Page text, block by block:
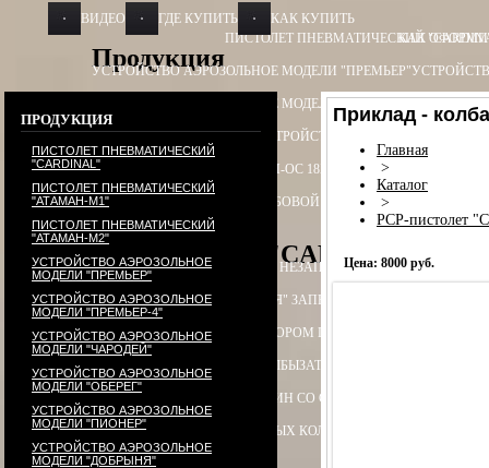
Продукция
ПИСТОЛЕТ ПНЕВМАТИЧЕСКИЙ
УСТРОЙСТВО АЭРОЗОЛЬНОЕ МОДЕЛИ "ПРЕМЬЕР"
УСТРОЙСТВО АЭРОЗОЛЬНОЕ МОДЕЛИ "ОБЕРЕГ"
УСТРОЙСТВО ПУСКОВОЕУСТРОЙСТВО ПУСКОВОЕ ПУ - 3
БАМ-ОС+CR 13Х50, 13Х60 БАМ-ОС 18Х55 БАМ-ОС 18Х51
ПАТРОН СИГНАЛЬНЫЙ РЕЗЬБОВОЙ ("СИГНАЛ ОХОТНИКА")
PCP-пистолет "CARDINAL",
ЭЛЕКТРОПРИКЛАД ПРИКЛАД НЕЗАПРАВЛЯЕМЫЙ В СБОРЕ
ПРИКЛАД - КОЛБА ("ГОРЯЧАЯ" ЗАПРАВКА) В СБОРЕ
ПРИКЛАД - КОЛБА С РЕДУКТОРОМ ПОПЕРЕЧНЫМ В СБОРЕ
РЕДУКТОР ПОПЕРЕЧНЫЙ КОЛБЫЗАТЫЛЬНИК КОЛБЫ ⌀60-61 В
МАГАЗИН СО СТАЛЬНЫМИ
КОМПЛЕКТ УПЛОТНИТЕЛЬНЫХ КОЛЕЦ
ВИДЕО ГДЕ КУПИТЬ
КАК КУПИТЬ
КАК
ПРОДУКЦИЯ
ПИСТОЛЕТ ПНЕВМАТИЧЕСКИЙ
"CARDINAL"
ПИСТОЛЕТ ПНЕВМАТИЧЕСКИЙ
"АТАМАН-М1"
ПИСТОЛЕТ ПНЕВМАТИЧЕСКИЙ
"АТАМАН-М2"
УСТРОЙСТВО АЭРОЗОЛЬНОЕ
МОДЕЛИ "ПРЕМЬЕР"
УСТРОЙСТВО АЭРОЗОЛЬНОЕ
МОДЕЛИ "ПРЕМЬЕР-4"
УСТРОЙСТВО АЭРОЗОЛЬНОЕ
МОДЕЛИ "ЧАРОДЕЙ"
УСТРОЙСТВО АЭРОЗОЛЬНОЕ
МОДЕЛИ "ОБЕРЕГ"
УСТРОЙСТВО АЭРОЗОЛЬНОЕ
МОДЕЛИ "ПИОНЕР"
УСТРОЙСТВО АЭРОЗОЛЬНОЕ
МОДЕЛИ "ДОБРЫНЯ"
Приклад -
Главная
>
Каталог
>
PCP-пистолет
Цена: 8000 руб.